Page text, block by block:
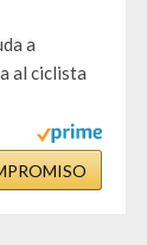
a
al ciclista